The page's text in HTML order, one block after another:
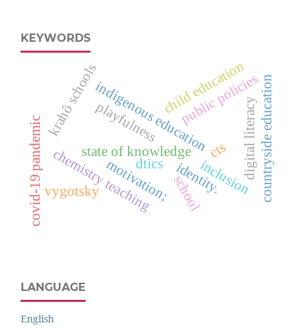
KEYWORDS
indigenous education
krahô schools
identity.
state of knowledge
school
child education
chemistry teaching
vygotsky
cts
covid-19 pandemic inclusion
playfulness public policies
digital literacycountryside education
dtics
motivation;
LANGUAGE
English